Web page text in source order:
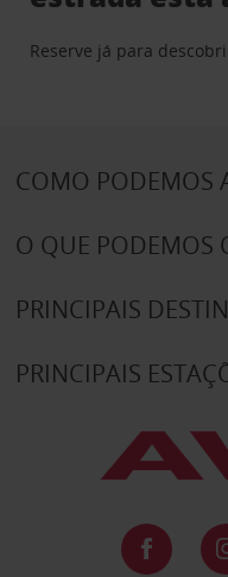
Reserve já para
COMO PODEMOS
O QUE PODEMOS
PRINCIPAIS
PRINCIPAIS